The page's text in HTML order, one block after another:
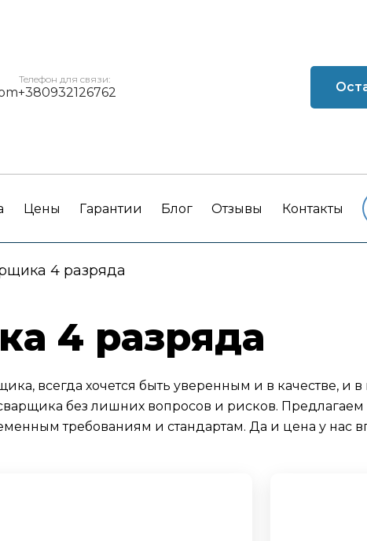
Телефон для связи:
+380932126762
Цены Гарантии Блог Отзывы Контакты
4 разряда
4 разряда
всегда хочется быть уверенным и в качестве, и
без лишних вопросов и рисков.
требованиям и стандартам. Да и цена у нас